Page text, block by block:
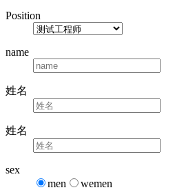
Position
name
姓名
姓名
sex
men
wemen